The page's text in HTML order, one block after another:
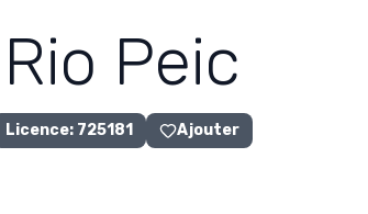
Rio Peic
Licence: 725181 Ajouter